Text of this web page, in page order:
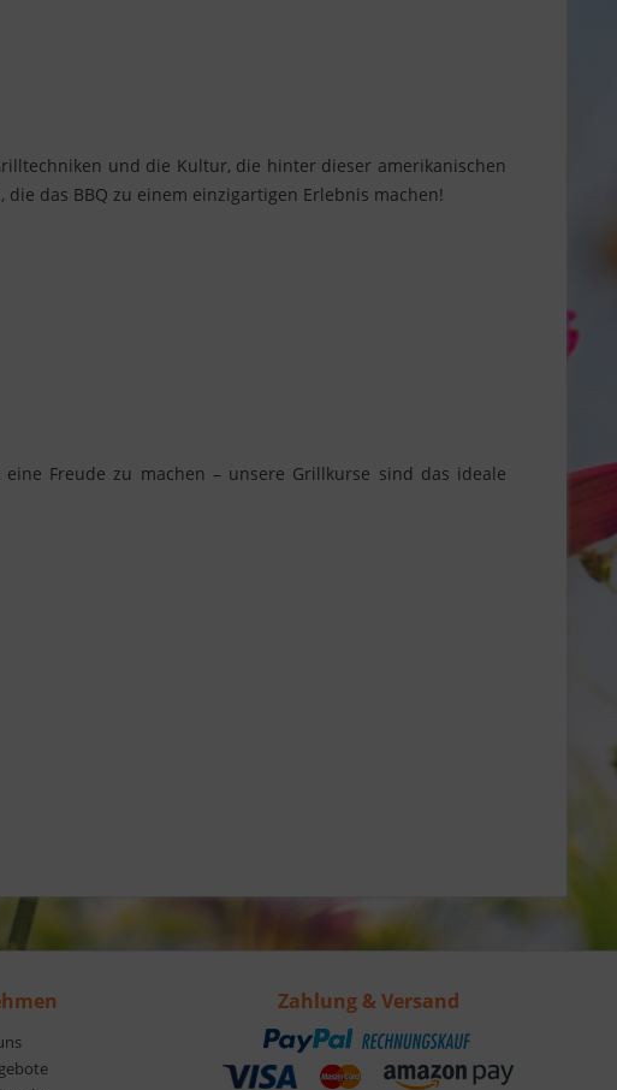
und die Kultur, die hinter dieser amerikanischen
das BBQ zu einem einzigartigen Erlebnis machen!
Freude zu machen – unsere Grillkurse sind das ideale
Zahlung & Versand